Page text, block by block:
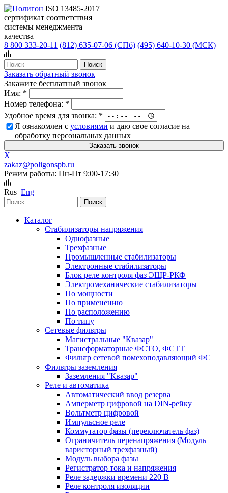
ISO 13485-2017
сертификат соответствия
системы менеджмента
качества
8 800 333-20-11 (812) 635-07-06 (СПб) (495) 640-10-30 (МСК)
Заказать обратный звонок
Закажите бесплатный звонок
Имя: *
Номер телефона: *
Удобное время для звонка: *
Я ознакомлен сусловиями и даю свое согласие на
обработку персональных данных
X
zakaz@poligonspb.ru
Режим работы: Пн-Пт 9:00-17:30
Rus Eng
Каталог
Стабилизаторы напряжения
Однофазные
Трехфазные
Промышленные стабилизаторы
Электронные стабилизаторы
Блок реле контроля фаз ЭЩР-РКФ
Электромеханические стабилизаторы
По мощности
По применению
По расположению
По типу
Сетевые фильтры
Магистральные "Квазар"
Трансформаторные ФСТО, ФСТТ
Фильтр сетевой помехоподавляющий ФС
Фильтры заземления
Заземления "Квазар"
Реле и автоматика
Автоматический ввод резерва
Амперметр цифровой на DIN-рейку
Вольтметр цифровой
Импульсное реле
Коммутатор фазы (переключатель фаз)
Ограничитель перенапряжения (Модуль
варисторный трехфазный)
Модуль выбора фазы
Регистратор тока и напряжения
Реле задержки времени 220 В
Реле контроля изоляции